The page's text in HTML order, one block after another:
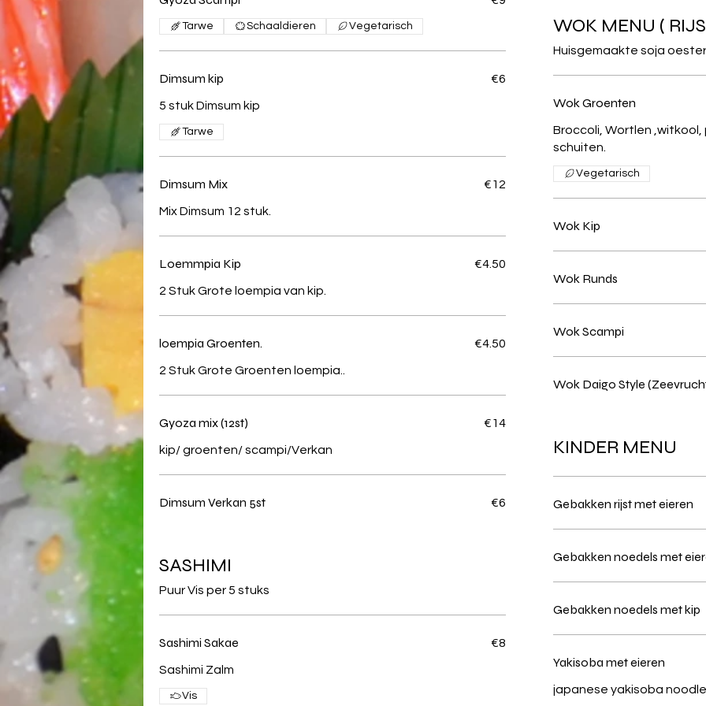
Tarwe Schaaldieren Vegetarisch
Dimsum kip
5 stuk Dimsum kip
€6
Tarwe
Dimsum Mix
Mix Dimsum 12 stuk.
€12
Loemmpia Kip
2 Stuk Grote loempia van kip.
€4.50
loempia Groenten.
2 Stuk Grote Groenten loempia..
€4.50
Gyoza mix (12st)
kip/ groenten/ scampi/Verkan
€14
Dimsum Verkan 5st €6
SASHIMI
Puur Vis per 5 stuks
Sashimi Sakae
Sashimi Zalm
€8
Vis
WOK MENU (
Huisgemaakte soja
Wok Groenten
Broccoli, Wortlen ,witkool,
schuiten.
Vegetarisch
Wok Kip
Wok Runds
Wok Scampi
Wok Daigo Style
KINDER MENU
Gebakken rijst met eieren
Gebakken noedels met
Gebakken noedels met kip
Yakisoba met eieren
japanese yakisoba